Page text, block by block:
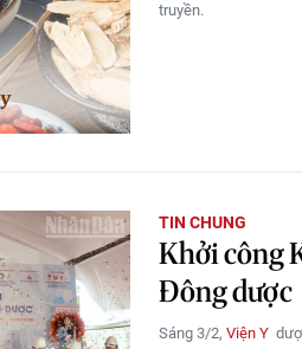
truyền.
TIN CHUNG
Khởi công
Đông dược
Sáng 3/2, Viện Y